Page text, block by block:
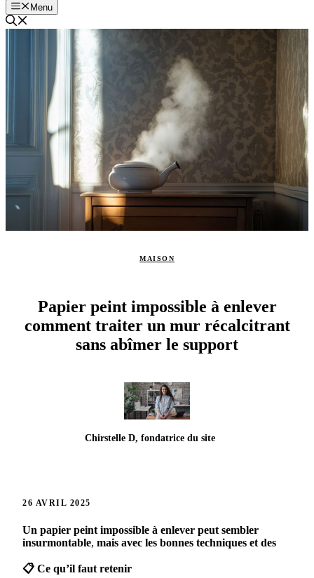
Menu
MAISON
Papier peint impossible à enlever
comment traiter un mur récalcitrant
sans abîmer le support
Chirstelle D, fondatrice du site
26 AVRIL 2025
Un papier peint impossible à enlever peut sembler
insurmontable, mais avec les bonnes techniques et des
📋 Ce qu’il faut retenir